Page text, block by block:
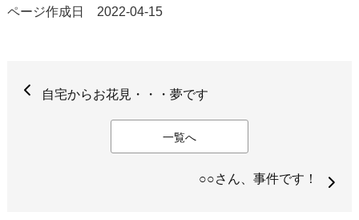
ページ作成日 2022-04-15
自宅からお花見・・・夢です
一覧へ
○○さん、事件です！